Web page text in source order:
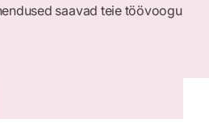
saavad teie töövoogu